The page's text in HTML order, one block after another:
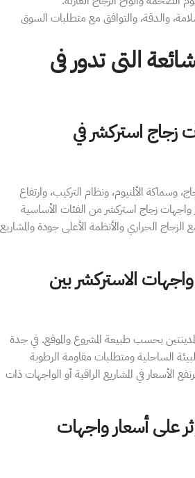
والدقة، والتوافق مع متطلبات السوق
التى تدور فى
زجاج استركشر في
الألمنيوم، ونظام التركيب، وارتفاع
واجهات زجاج استركشر من الفئات الأساسية
الزجاج الحراري والأنظمة الأعلى جودة والمشاريع
الاستركشر بين
بحسب طبيعة المشروع والموقع. في جدة
الساحلية ومتطلبات مقاومة الرطوبة
الأسعار في المشاريع الراقية أو الواجهات ذات
على أسعار واجهات